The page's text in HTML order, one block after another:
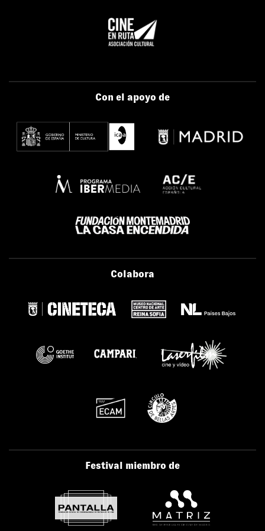
Con el apoyo de
Colabora
Festival miembro de